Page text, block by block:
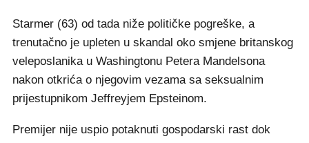
Starmer (63) od tada niže političke pogreške, a
trenutačno je upleten u skandal oko smjene britanskog
veleposlanika u Washingtonu Petera Mandelsona
nakon otkrića o njegovim vezama sa seksualnim
prijestupnikom Jeffreyjem Epsteinom.
Premijer nije uspio potaknuti gospodarski rast dok